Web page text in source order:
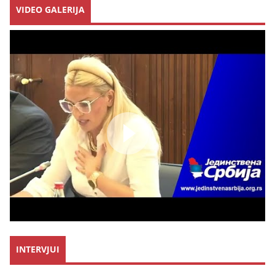
VIDEO GALERIJA
INTERVJUI